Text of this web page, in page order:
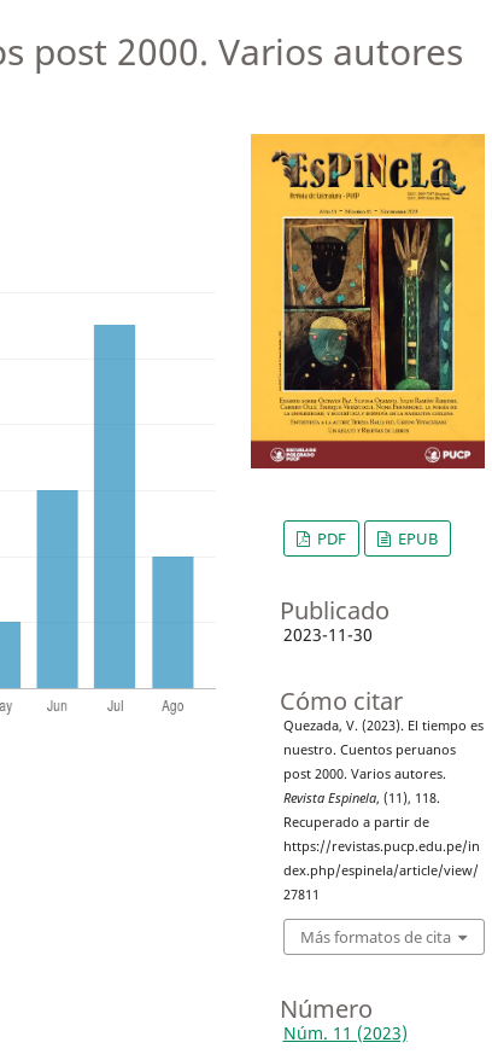
post 2000. Varios autores
PDF EPUB
Publicado
2023-11-30
Cómo citar
Quezada, V. (2023). El tiempo es
nuestro. Cuentos peruanos
post 2000. Varios autores.
Revista Espinela, (11), 118.
Recuperado a partir de
https://revistas.pucp.edu.pe/in
dex.php/espinela/article/view/
27811
Más formatos de cita
Número
Núm. 11 (2023)